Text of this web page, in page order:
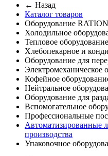
← Назад
Каталог товаров
Оборудование
Холодильное
Тепловое оборудование
Хлебопекарное и
Оборудование для
Электромеханическое
Кофейное
Нейтральное
Оборудование для
Вспомогательное
Профессиональные
Автоматизированные
производства
Упаковочное